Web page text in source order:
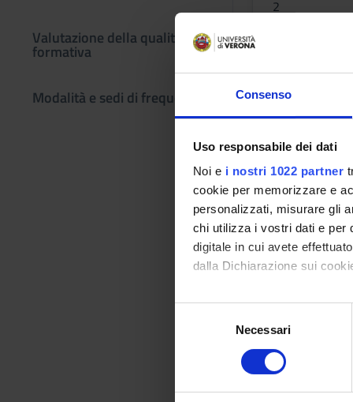
Consenso
Uso responsabile dei dati
Noi e i nostri 1022 partner
cookie per memorizzare e
personalizzati, misurare gli
chi utilizza i vostri dati e per
digitale in cui avete
dalla Dichiarazione sui
Con il tuo consenso,
raccogliere
digitali).
Necessari
Valutazione della qualità
formativa
Modalità e sedi di frequenza
2
Docenti
Orario Lezioni
2
Periodo
2 SEMESTRE
Docenti